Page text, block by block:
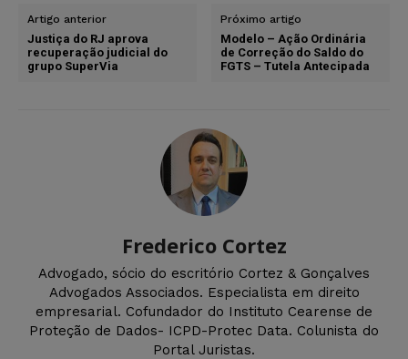
Artigo anterior
Justiça do RJ aprova
recuperação judicial do
grupo SuperVia
Próximo artigo
Modelo – Ação Ordinária
de Correção do Saldo do
FGTS – Tutela Antecipada
Frederico Cortez
Advogado, sócio do escritório Cortez & Gonçalves
Advogados Associados. Especialista em direito
empresarial. Cofundador do Instituto Cearense de
Proteção de Dados- ICPD-Protec Data. Colunista do
Portal Juristas.